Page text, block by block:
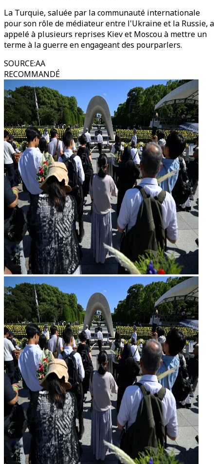
La Turquie, saluée par la communauté internationale
pour son rôle de médiateur entre l'Ukraine et la Russie, a
appelé à plusieurs reprises Kiev et Moscou à mettre un
terme à la guerre en engageant des pourparlers.
SOURCE:AA
RECOMMANDÉ